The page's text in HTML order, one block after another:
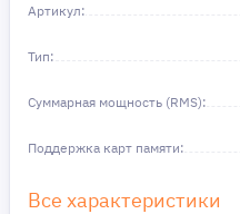
Артикул:
Тип:
Суммарная мощность (RMS):
Поддержка карт памяти:
Все характеристики